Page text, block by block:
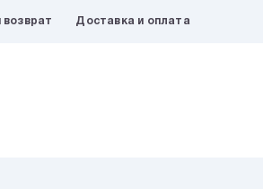
Доставка и оплата